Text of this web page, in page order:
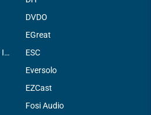
DVDO
EGreat
Empire State Filter Company, INC.
ESC
Eversolo
EZCast
Fosi Audio